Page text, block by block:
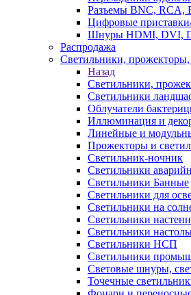
Разъемы BNС, RCA,
Цифровые
Шнуры HDMI, DVI,
Распродажа
Светильники,
Назад
Светильники,
Светильники
Облучатели
Иллюминация и
Линейные и
Прожекторы и
Светильник-ночник
Светильники
Светильники Банные
Светильники для
Светильники на
Светильники
Светильники
Светильники НСП
Светильники
Световые шнуры,
Точечные